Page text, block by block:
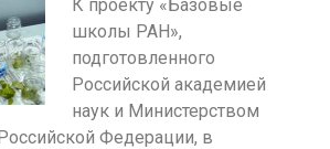
К проекту «Базовые
школы РАН»,
подготовленного
Российской академией
наук и Министерством
Федерации, в